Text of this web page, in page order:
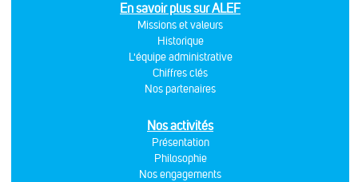
En savoir plus sur ALEF
Missions et valeurs
Historique
L'équipe administrative
Chiffres clés
Nos partenaires
Nos activités
Présentation
Philosophie
Nos engagements